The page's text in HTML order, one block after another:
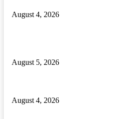
August 4, 2026
August 5, 2026
August 4, 2026